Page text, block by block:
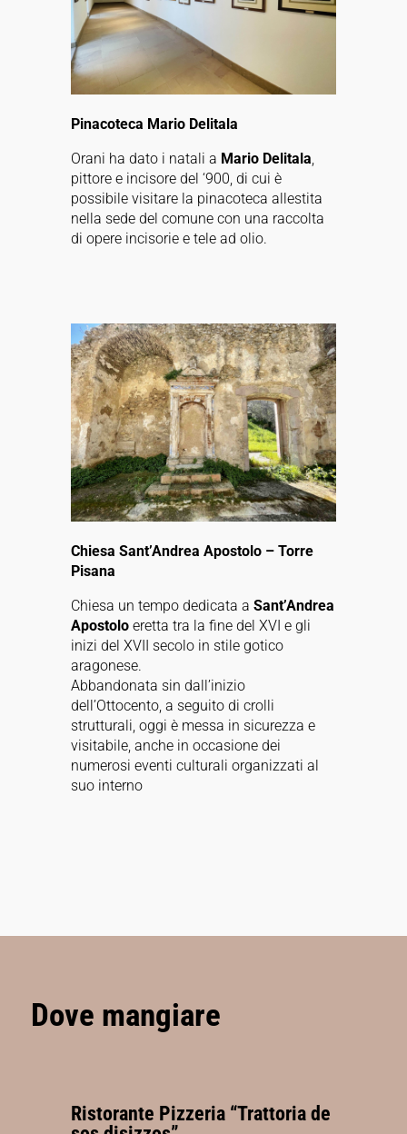
Pinacoteca Mario Delitala
Orani hadato i natali a Mario Delitala
pittore e incisore del ‘900, di cui è
possibile visitare la pinacoteca allestita
nella sede del comune con una raccolta
di opere incisorie e tele ad olio.
Chiesa Sant’Andrea Apostolo – Torre
Pisana
Chiesa un tempo dedicata aSant’Andrea
Apostolo eretta tra la fine del XVI e gli
inizi del XVII secolo in stile gotico
aragonese.
Abbandonata sin dall’inizio
dell’Ottocento, a seguito di crolli
strutturali, oggi è messa in sicurezza e
visitabile, anche in occasione dei
numerosi eventi culturali organizzati al
suo interno
Dove mangiare
Ristorante Pizzeria “Trattoria de